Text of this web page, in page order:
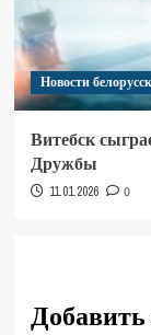
Новости
Витебск
Дружбы
11.01.2026 0